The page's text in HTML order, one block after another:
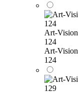
Art-Vision
124
Art-Vision
124